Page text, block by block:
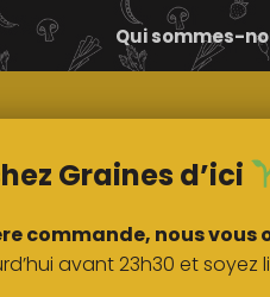
Comment
marche ?
Qui sommes-
Graines d’ici
commande, nous vous
avant 23h30 et soyez